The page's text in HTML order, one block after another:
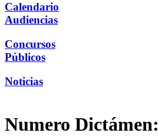
Calendario
Audiencias
Concursos
Públicos
Noticias
Numero Dictámen: